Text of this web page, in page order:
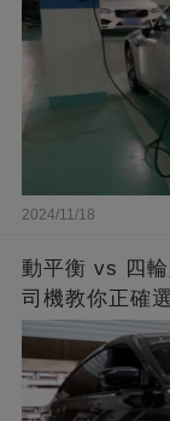
2024/11/18
動平衡 vs 四
司機教你正確